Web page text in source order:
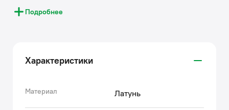
они позволяют сделать водные процедуры ощутимо
комфортнее: надежно и плавно переключая поток
рассчитано на повышенную нагрузку, в том числе в
условиях эксплуатации при сильных гидроударах.
надежному корпусу из прочной латуни, стойкому к
Подробнее
Характеристики
Материал Латунь